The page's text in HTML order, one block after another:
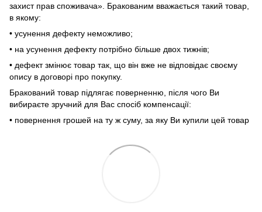
захист прав споживача». Бракованим вважається такий товар,
в якому:
• усунення дефекту неможливо;
• на усунення дефекту потрібно більше двох тижнів;
• дефект змінює товар так, що він вже не відповідає своєму
опису в договорі про покупку.
Бракований товар підлягає поверненню, після чого Ви
вибираєте зручний для Вас спосіб компенсації:
• повернення грошей на ту ж суму, за яку Ви купили цей товар